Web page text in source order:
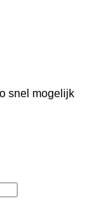
snel mogelijk